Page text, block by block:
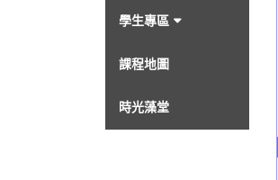
學生專區
課程地圖
時光藻堂